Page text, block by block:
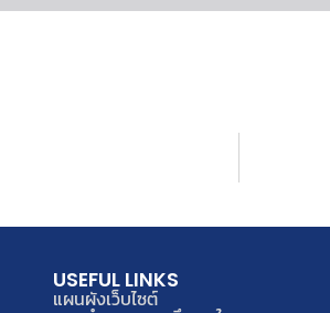
USEFUL LINKS
แผนผังเว็บไซต์